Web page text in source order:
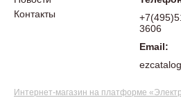
Контакты
3606
Email:
Интернет-магазин на платформе